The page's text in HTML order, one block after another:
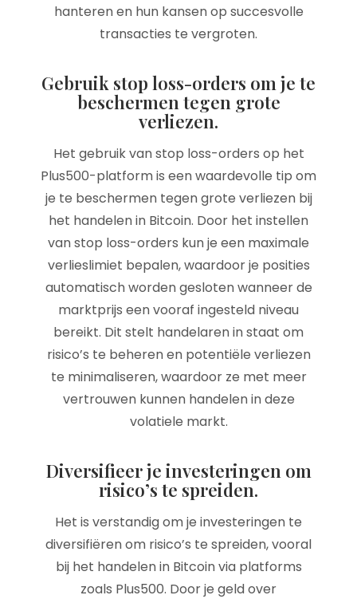
hanteren en hun kansen op succesvolle
transacties te vergroten.
Gebruik stop loss-orders om je te
beschermen tegen grote
verliezen.
Het gebruik van stop loss-orders op het
Plus500-platform is een waardevolle tip om
je te beschermen tegen grote verliezen bij
het handelen in Bitcoin. Door het instellen
van stop loss-orders kun je een maximale
verlieslimiet bepalen, waardoor je posities
automatisch worden gesloten wanneer de
marktprijs een vooraf ingesteld niveau
bereikt. Dit stelt handelaren in staat om
risico’s te beheren en potentiële verliezen
te minimaliseren, waardoor ze met meer
vertrouwen kunnen handelen in deze
volatiele markt.
Diversifieer je investeringen om
risico’s te spreiden.
Het is verstandig om je investeringen te
diversifiëren om risico’s te spreiden, vooral
bij het handelen in Bitcoin via platforms
zoals Plus500. Door je geld over